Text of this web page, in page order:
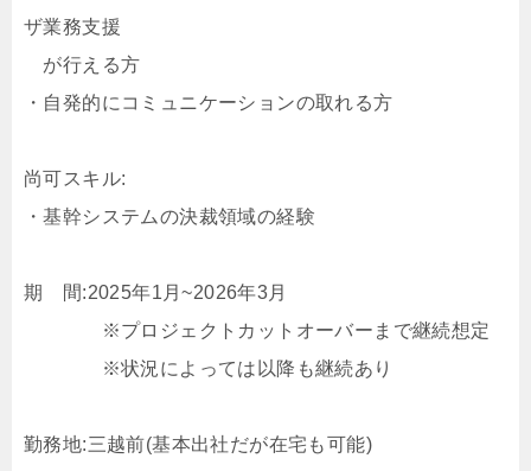
ザ業務支援
が行える方
・自発的にコミュニケーションの取れる方
尚可スキル:
・基幹システムの決裁領域の経験
期 間:2025年1月~2026年3月
※プロジェクトカットオーバーまで継続想定
※状況によっては以降も継続あり
勤務地:三越前(基本出社だが在宅も可能)